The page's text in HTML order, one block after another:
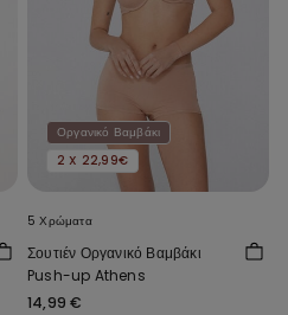
Οργανικό Βαμβάκι
2 X 22,99€
5 Χρώματα
Σουτιέν Οργανικό Βαμβάκι
Push-up Athens
14,99 €